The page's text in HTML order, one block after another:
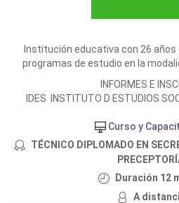
Institución educativa con 26
programas de estudio en la
INFORMES E
IDES INSTITUTO D ESTUDIOS
Curso y
TÉCNICO DIPLOMADO EN
Duración 12
A